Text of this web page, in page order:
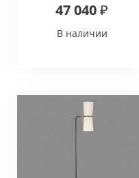
47 040 ₽
В наличии